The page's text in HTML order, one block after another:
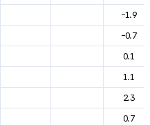
-1.9
-0.7
0.1
1.1
2.3
0.7